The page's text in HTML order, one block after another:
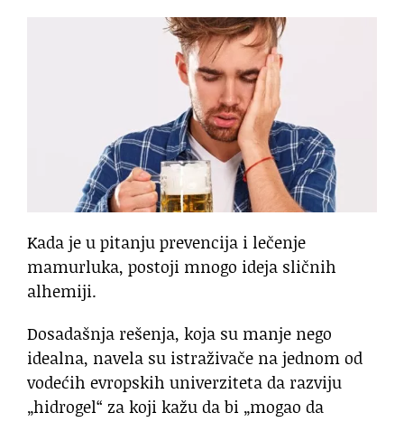
Kada je u pitanju prevencija i lečenje
mamurluka, postoji mnogo ideja sličnih
alhemiji.
Dosadašnja rešenja, koja su manje nego
idealna, navela su istraživače na jednom od
vodećih evropskih univerziteta da razviju
„hidrogel“ za koji kažu da bi „mogao da